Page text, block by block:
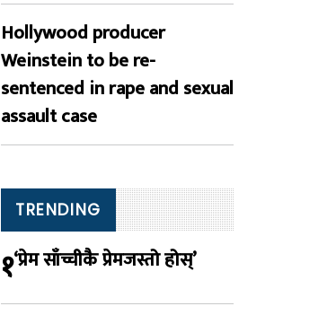
Hollywood producer
Weinstein to be re-
sentenced in rape and sexual
assault case
TRENDING
१‘प्रेम साँच्चीकै प्रेमजस्तो होस्’